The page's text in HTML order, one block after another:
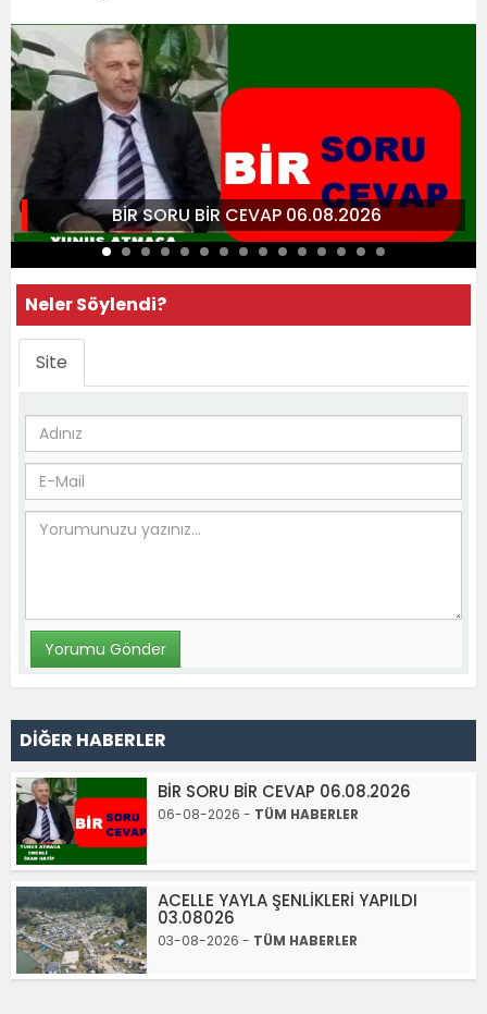
BİR SORU BİR CEVAP 06.08.2026
Neler Söylendi?
Site
DİĞER HABERLER
BİR SORU BİR CEVAP 06.08.2026
06-08-2026 - TÜM HABERLER
ACELLE YAYLA ŞENLİKLERİ YAPILDI
03.08026
03-08-2026 - TÜM HABERLER